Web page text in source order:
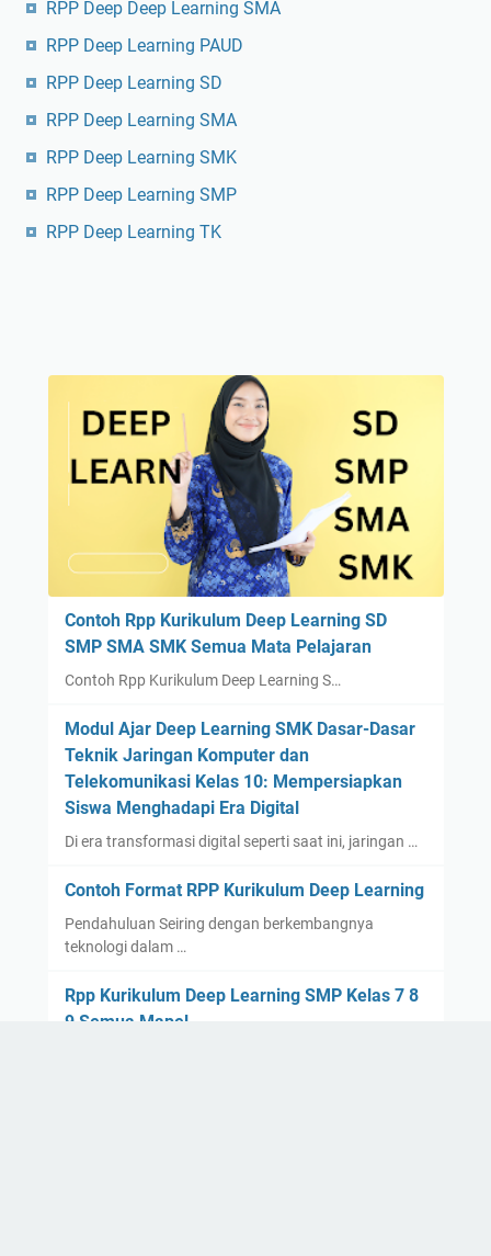
RPP Deep Deep Learning SMA
RPP Deep Learning PAUD
RPP Deep Learning SD
RPP Deep Learning SMA
RPP Deep Learning SMK
RPP Deep Learning SMP
RPP Deep Learning TK
Contoh Rpp Kurikulum Deep Learning SD
SMP SMA SMK Semua Mata Pelajaran
Contoh Rpp Kurikulum Deep Learning S…
Modul Ajar Deep Learning SMK Dasar-Dasar
Teknik Jaringan Komputer dan
Telekomunikasi Kelas 10: Mempersiapkan
Siswa Menghadapi Era Digital
Di era transformasi digital seperti saat ini, jaringan …
Contoh Format RPP Kurikulum Deep Learning
Pendahuluan Seiring dengan berkembangnya
teknologi dalam …
Rpp Kurikulum Deep Learning SMP Kelas 7 8
9 Semua Mapel